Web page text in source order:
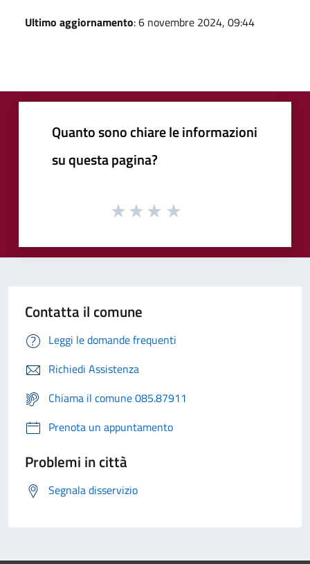
Ultimo aggiornamento: 6 novembre 2024, 09:44
Quanto sono chiare le informazioni
su questa pagina?
Contatta il comune
Leggi le domande frequenti
Richiedi Assistenza
Chiama il comune 085.87911
Prenota un appuntamento
Problemi in città
Segnala disservizio